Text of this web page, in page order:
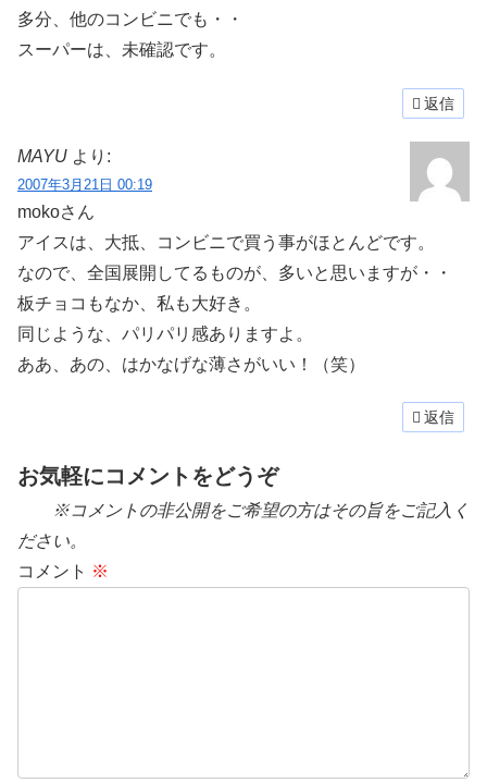
多分、他のコンビニでも・・
スーパーは、未確認です。
返信
MAYU より:
2007年3月21日 00:19
mokoさん
アイスは、大抵、コンビニで買う事がほとんどです。
なので、全国展開してるものが、多いと思いますが・・
板チョコもなか、私も大好き。
同じような、パリパリ感ありますよ。
ああ、あの、はかなげな薄さがいい！（笑）
返信
お気軽にコメントをどうぞ
※コメントの非公開をご希望の方はその旨をご記入く
ださい。
コメント ※